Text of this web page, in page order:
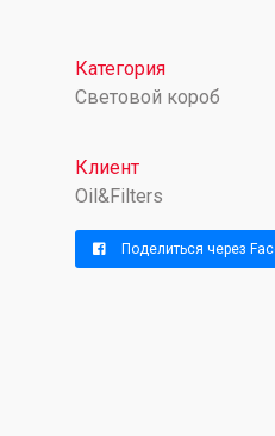
Категория
Световой короб
Клиент
Oil&Filters
Поделиться через